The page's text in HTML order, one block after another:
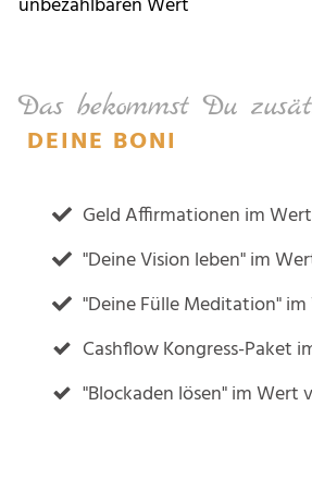
Das bekommst Du
DEINE BONI
Geld Affirmationen im
"Deine Vision leben" im
"Deine Fülle Meditation"
Cashflow Kongress-Paket
"Blockaden lösen" im Wert